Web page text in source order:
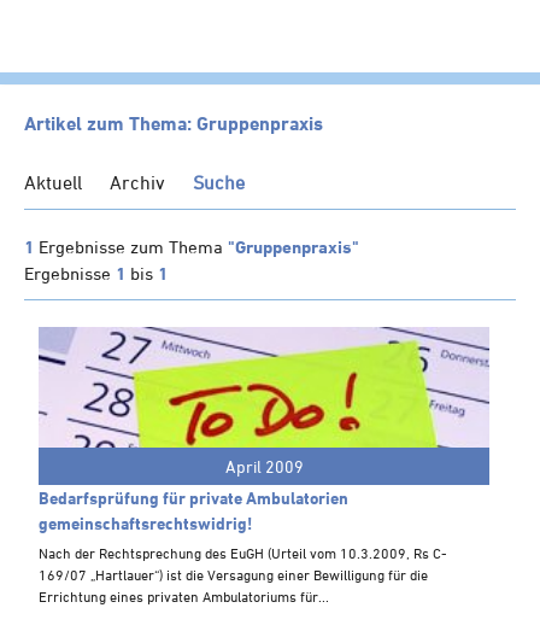
LEISTUNGEN
SERVICE
Management-Info
Ärzte-Info
Gastronomie-Info
Vermieter-Info
Landwirte-Info
Steuern A-Z
Videoarchiv
Artikel zum Thema: Gruppenpraxis
Aktuell Archiv Suche
1 Ergebnisse zum Thema "Gruppenpraxis"
Ergebnisse 1 bis 1
April 2009
Bedarfsprüfung für private Ambulatorien
gemeinschaftsrechtswidrig!
Nach der Rechtsprechung des EuGH (Urteil vom 10.3.2009, Rs C-
169/07 „Hartlauer“) ist die Versagung einer Bewilligung für die
Errichtung eines privaten Ambulatoriums für...